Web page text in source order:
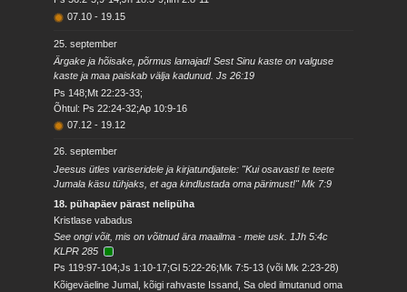
07.10 - 19.15
25. september
Ärgake ja hõisake, põrmus lamajad! Sest Sinu kaste on valguse
kaste ja maa paiskab välja kadunud. Js 26:19
Ps 148;Mt 22:23-33;
Õhtul: Ps 22:24-32;Ap 10:9-16
07.12 - 19.12
26. september
Jeesus ütles variseridele ja kirjatundjatele: "Kui osavasti te teete
Jumala käsu tühjaks, et aga kindlustada oma pärimust!" Mk 7:9
18. pühapäev pärast nelipüha
Kristlase vabadus
See ongi võit, mis on võitnud ära maailma - meie usk. 1Jh 5:4c
KLPR 285
Ps 119:97-104;Js 1:10-17;Gl 5:22-26;Mk 7:5-13 (või Mk 2:23-28)
Kõigeväeline Jumal, kõigi rahvaste Issand, Sa oled ilmutanud oma